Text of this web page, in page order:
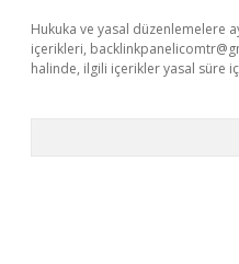
Hukuka ve yasal düzenlemelere
içerikleri,
halinde, ilgili içerikler yasal süre